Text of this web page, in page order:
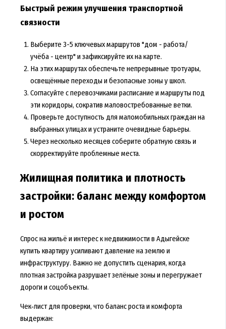
Быстрый режим улучшения транспортной
связности
Выберите 3-5 ключевых маршрутов "дом - работа/
учёба - центр" и зафиксируйте их на карте.
На этих маршрутах обеспечьте непрерывные тротуары,
освещённые переходы и безопасные зоны у школ.
Согласуйте с перевозчиками расписание и маршруты под
эти коридоры, сократив маловостребованные ветки.
Проверьте доступность для маломобильных граждан на
выбранных улицах и устраните очевидные барьеры.
Через несколько месяцев соберите обратную связь и
скорректируйте проблемные места.
Жилищная политика и плотность
застройки: баланс между комфортом
и ростом
Спрос на жильё и интерес к недвижимости в Адыгейске
купить квартиру усиливают давление на землю и
инфраструктуру. Важно не допустить сценария, когда
плотная застройка разрушает зелёные зоны и перегружает
дороги и соцобъекты.
Чек‑лист для проверки, что баланс роста и комфорта
выдержан: